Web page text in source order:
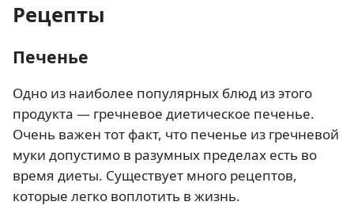
Рецепты
Печенье
Одно из наиболее популярных блюд из этого
продукта — гречневое диетическое печенье.
Очень важен тот факт, что печенье из гречневой
муки допустимо в разумных пределах есть во
время диеты. Существует много рецептов,
которые легко воплотить в жизнь.